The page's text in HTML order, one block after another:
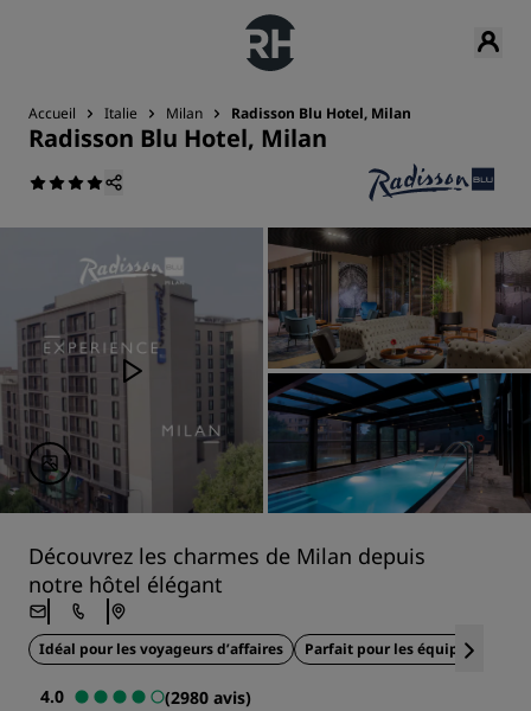
Accueil Italie Milan Radisson Blu Hotel, Milan
Radisson Blu Hotel, Milan
Découvrez les charmes de Milan depuis
notre hôtel élégant
Idéal pour les voyageurs d’affaires Parfait pour les équipes
4.0
(2980 avis)